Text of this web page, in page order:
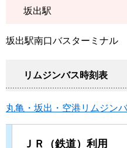
坂出駅
坂出駅南口バスターミナル
リムジンバス時刻表
丸亀・坂出・空港リムジン
ＪＲ（鉄道）利用